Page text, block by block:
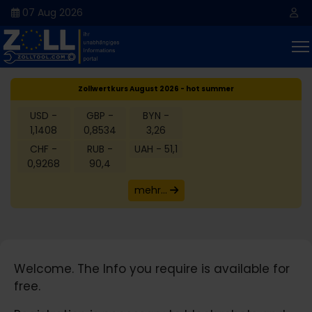
07 Aug 2026
Zollwertkurs August 2026 - hot summer
USD -
1,1408
CHF -
0,9268
GBP -
0,8534
RUB -
90,4
BYN -
3,26
UAH - 51,1
mehr...
Welcome. The Info you require is available for
free.